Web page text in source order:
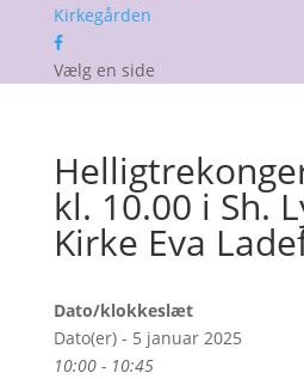
Kirkegården
Vælg en side
kl. 10.00 i Sh.
Kirke Eva
Dato/klokkeslæt
Dato(er) - 5 januar 2025
10:00 - 10:45